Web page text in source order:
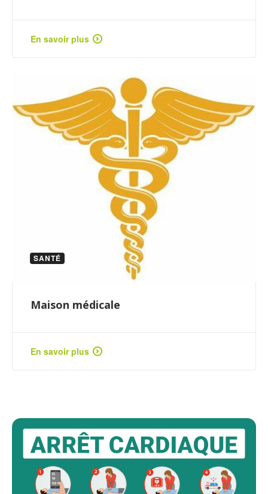
En savoir plus
SANTÉ
Maison médicale
En savoir plus